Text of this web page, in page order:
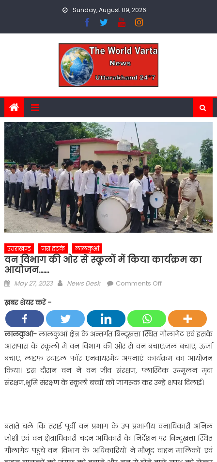
Sunday, August 09, 2026
उत्तराखण्ड ज़रा हटके लालकुआं
वन विभाग की ओर से स्कूलों में किया कार्यक्रम का
आयोजन…….
Posted
May 27, 2023 Author
News Desk Comments Offon
की
ओर
से
स्कूलों
में
किया
कार्यक्रम
ख़बर शेयर करें -
लालकुआं-लालकुआं क्षेत्र के अन्तर्गत बिन्दूखत्ता स्थित गौलागेट एवं इसके
आसपास के स्कूलों में वन विभाग की ओर से वन बचाए,जल बचाए, ऊर्जा
बचाए, लाइफ स्टाइल फाॅर एनवायरमेंट अपनाएं कार्यक्रम का आयोजन
किया। इस दौरान वन ने वन जीव संरक्षण, प्लास्टिक उन्मूलन मृदा
संरक्षण,भूमि संरक्षण के स्कूली बच्चों को जागरूक कर उन्हें शपथ दिलाई।
बताते चलें कि तराई पूर्वी वन प्रभाग के उप प्रभागीय वनाधिकारी अनिल
जोशी एवं वन क्षेत्राधिकारी चंदन अधिकारी के निर्देशन पर बिन्दुखत्ता स्थित
गौलागेट पहुंचे वन विभाग के अधिकारियों ने मौजूद वाहन मालिकों एवं